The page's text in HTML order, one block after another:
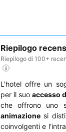
Riepilogo
Riepilogo di 100+
L'hotel offre un
per il suoaccesso
che offrono uno
animazione si
coinvolgenti e